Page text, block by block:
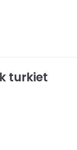
turkiet